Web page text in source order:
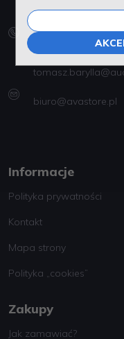
+32 / 70 00 300
biuro@avastore.pl
Informacje
Polityka prywatności
Kontakt
Mapa strony
Polityka „cookies”
Zakupy
Jak zamawiać?